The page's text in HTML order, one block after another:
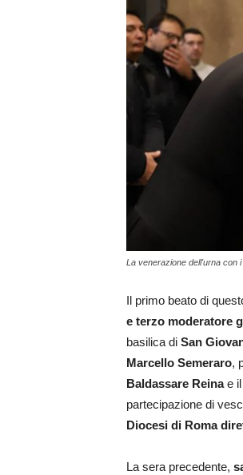
La venerazione dell'urna con
Il primo beato di
e terzo moderatore
basilica diSan
Marcello Semeraro,
Baldassare Reinae il
partecipazione di
Diocesi di Roma
La sera precedente,